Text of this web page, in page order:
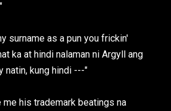
surname as a pun you frickin'
ka at hindi nalaman ni Argyll ang
natin, kung hindi ---"
me his trademark beatings na